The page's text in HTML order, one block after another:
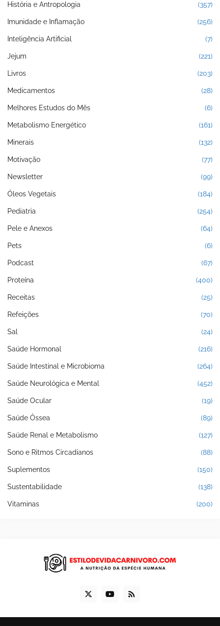
História e Antropologia (357)
Imunidade e Inflamação (256)
Inteligência Artificial (7)
Jejum (221)
Livros (203)
Medicamentos (28)
Melhores Estudos do Mês (6)
Metabolismo Energético (161)
Minerais (132)
Motivação (77)
Newsletter (99)
Óleos Vegetais (184)
Pediatria (254)
Pele e Anexos (64)
Pets (6)
Podcast (67)
Proteína (400)
Receitas (25)
Refeições (70)
Sal (24)
Saúde Hormonal (216)
Saúde Intestinal e Microbioma (264)
Saúde Neurológica e Mental (452)
Saúde Ocular (19)
Saúde Óssea (89)
Saúde Renal e Metabolismo (127)
Sono e Ritmos Circadianos (88)
Suplementos (150)
Sustentabilidade (138)
Vitaminas (200)